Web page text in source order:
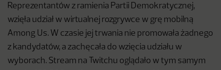
Reprezentantów z ramienia Partii Demokratycznej,
wzięła udział w wirtualnej rozgrywce w grę mobilną
Among Us. W czasie jej trwania nie promowała żadnego
z kandydatów, a zachęcała do wzięcia udziału w
wyborach. Stream na Twitchu oglądało w tym samym